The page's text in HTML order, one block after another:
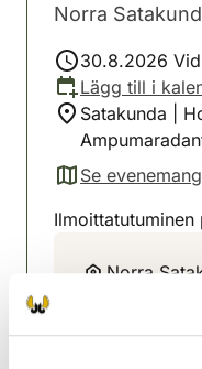
Norra
30.8.2026
Lägg till i
Satakunda |
Se
(avautuu uuteen
Norra